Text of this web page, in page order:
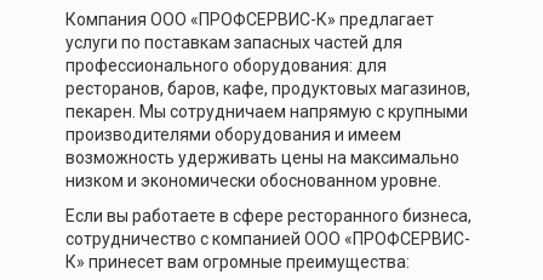
Компания ООО «ПРОФСЕРВИС-К» предлагает
услуги по поставкам запасных частей для
профессионального оборудования: для
ресторанов, баров, кафе, продуктовых магазинов,
пекарен. Мы сотрудничаем напрямую с крупными
производителями оборудования и имеем
возможность удерживать цены на максимально
низком и экономически обоснованном уровне.
Если вы работаете в сфере ресторанного бизнеса,
сотрудничество с компанией ООО «ПРОФСЕРВИС-
К» принесет вам огромные преимущества: